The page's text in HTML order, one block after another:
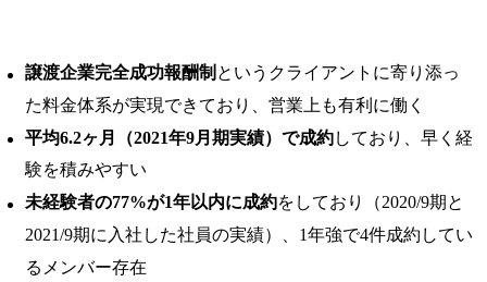
譲渡企業完全成功報酬制 というクライアントに寄り添っ
た料金体系が実現できており、営業上も有利に働く
平均6.2ヶ月（2021年9月期実績）で成約しており、早く経
験を積みやすい
未経験者の77%が1年以内に成約をしており（2020/9期と
2021/9期に入社した社員の実績）、1年強で4件成約してい
るメンバー存在